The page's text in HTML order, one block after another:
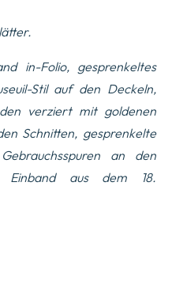
in-Folio, gesprenkeltes
Stil auf den Deckeln,
verziert mit goldenen
Schnitten, gesprenkelte
an den
Einband aus dem 18.